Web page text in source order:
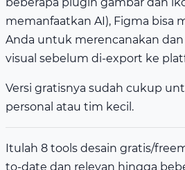
memanfaatkan AI), Figma bisa
Anda untuk merencanakan
visual sebelum di-export ke
Versi gratisnya sudah cukup
personal atau tim kecil.
Itulah 8 tools desain gratis/
to-date dan relevan hingga